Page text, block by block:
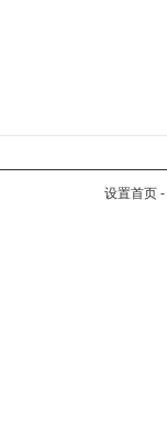
设置首页 -